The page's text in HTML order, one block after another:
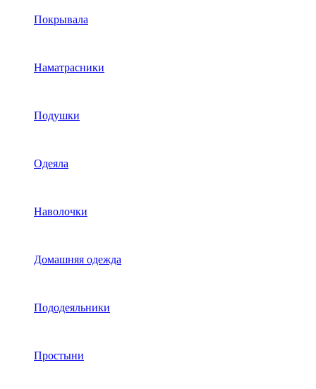
Покрывала
Наматрасники
Подушки
Одеяла
Наволочки
Домашняя одежда
Пододеяльники
Простыни